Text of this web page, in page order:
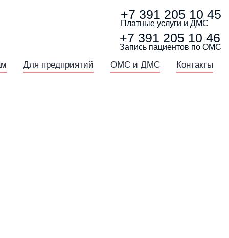
Для предприятий ОМС и ДМС Контакты
+7 391 205 10 45
Платные услуги и ДМС
+7 391 205 10 46
Запись пациентов по ОМС